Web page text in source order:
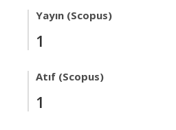
Yayın (Scopus)
1
Atıf (Scopus)
1